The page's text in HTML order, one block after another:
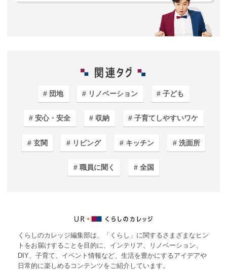
団地 リノベーション 子ども
安心・安全 収納 子育てしやすいワケ
玄関 リビング キッチン 洗面所
職員に聞く 全国
くらしのカレッジ編集部は、「くらし」に関するさまざまなヒン
トをお届けすることを目的に、インテリア、リノベーション、
DIY、子育て、イベント情報など、生活を豊かにするアイデアや
日常的に楽しめるコンテンツをご紹介しています。